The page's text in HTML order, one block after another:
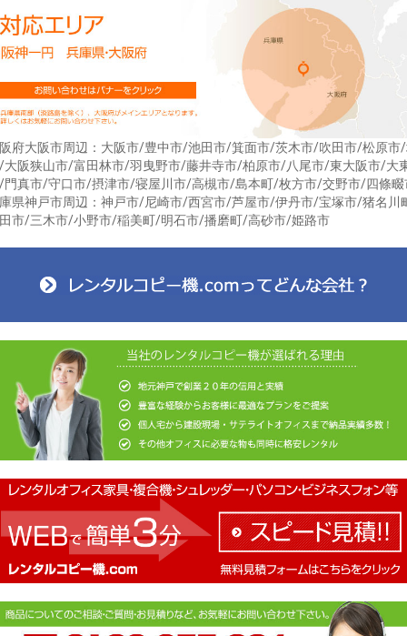
府大阪市周辺：大阪市/豊中市/池田市/箕面市/茨木市/吹田市/松原市
大阪狭山市/富田林市/羽曳野市/藤井寺市/柏原市/八尾市/東大阪市/大
門真市/守口市/摂津市/寝屋川市/高槻市/島本町/枚方市/交野市/四條畷
県神戸市周辺：神戸市/尼崎市/西宮市/芦屋市/伊丹市/宝塚市/猪名川
市/三木市/小野市/稲美町/明石市/播磨町/高砂市/姫路市